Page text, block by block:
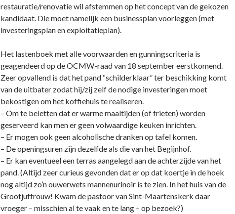
restauratie/renovatie wil afstemmen op het concept van de gekozen
kandidaat. Die moet namelijk een businessplan voorleggen (met
investeringsplan en exploitatieplan).
Het lastenboek met alle voorwaarden en gunningscriteria is
geagendeerd op de OCMW-raad van 18 september eerstkomend.
Zeer opvallend is dat het pand “schilderklaar” ter beschikking komt
van de uitbater zodat hij/zij zelf de nodige investeringen moet
bekostigen om het koffiehuis te realiseren.
– Om te beletten dat er warme maaltijden (of frieten) worden
geserveerd kan men er geen volwaardige keuken inrichten.
– Er mogen ook geen alcoholische dranken op tafel komen.
– De openingsuren zijn dezelfde als die van het Begijnhof.
– Er kan eventueel een terras aangelegd aan de achterzijde van het
pand. (Altijd zeer curieus gevonden dat er op dat koertje in de hoek
nog altijd zo’n ouwerwets mannenurinoir is te zien. In het huis van de
Grootjuffrouw! Kwam de pastoor van Sint-Maartenskerk daar
vroeger – misschien al te vaak en te lang – op bezoek?)